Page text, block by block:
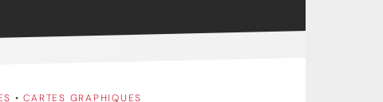
•CARTES GRAPHIQUES